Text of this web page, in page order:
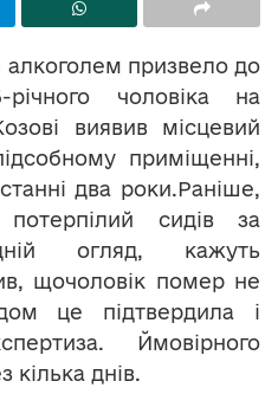
алкоголем призвело до
чоловіка на
виявив місцевий
приміщенні,
два роки.Раніше,
сидів за
огляд, кажуть
щочоловік помер не
це підтвердила і
Ймовірного
днів.